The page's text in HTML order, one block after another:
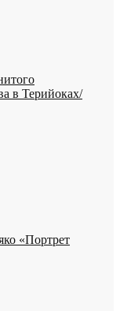
в Терийоках/
«Портрет